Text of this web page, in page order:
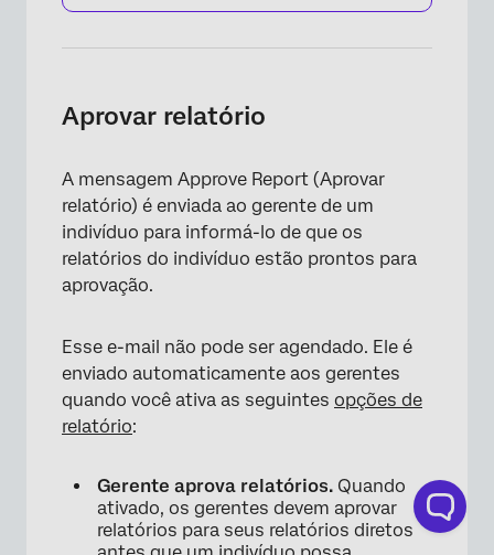
Aprovar relatório
A mensagem Approve Report (Aprovar
relatório) é enviada ao gerente de um
indivíduo para informá-lo de que os
relatórios do indivíduo estão prontos para
aprovação.
Esse e-mail não pode ser agendado. Ele é
enviado automaticamente aos gerentes
quando você ativa as seguintes opções de
relatório:
Gerente aprova relatórios. Quando
ativado, os gerentes devem aprovar
relatórios para seus relatórios diretos